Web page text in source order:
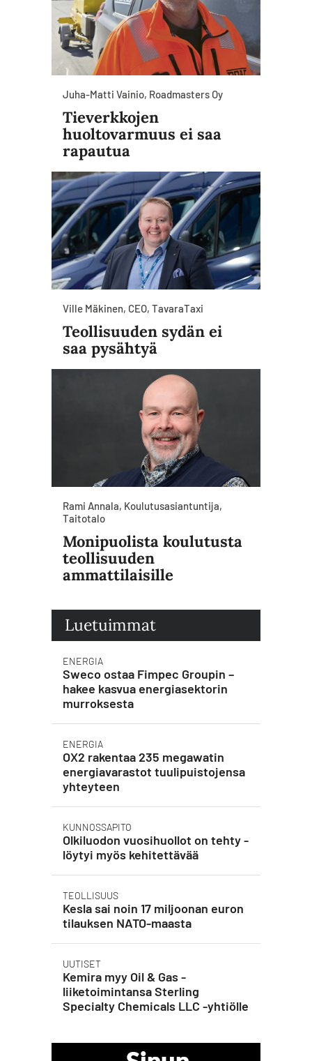
Juha-Matti Vainio, Roadmasters Oy
Tieverkkojen
huoltovarmuus ei saa
rapautua
Ville Mäkinen, CEO, TavaraTaxi
Teollisuuden sydän ei
saa pysähtyä
Rami Annala, Koulutusasiantuntija,
Taitotalo
Monipuolista koulutusta
teollisuuden
ammattilaisille
Luetuimmat
ENERGIA
Sweco ostaa Fimpec Groupin –
hakee kasvua energiasektorin
murroksesta
ENERGIA
OX2 rakentaa 235 megawatin
energiavarastot tuulipuistojensa
yhteyteen
KUNNOSSAPITO
Olkiluodon vuosihuollot on tehty -
löytyi myös kehitettävää
TEOLLISUUS
Kesla sai noin 17 miljoonan euron
tilauksen NATO-maasta
UUTISET
Kemira myy Oil & Gas -
liiketoimintansa Sterling
Specialty Chemicals LLC -yhtiölle